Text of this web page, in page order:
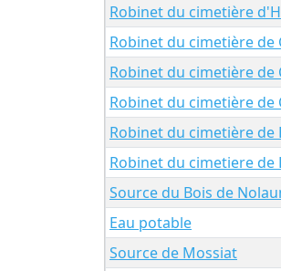
Robinet du cimetière
Robinet du cimetière de
Robinet du cimetière de
Robinet du cimetière de
Robinet du cimetière de
Robinet du cimetiere de
Source du Bois de
Eau potable
Source de Mossiat